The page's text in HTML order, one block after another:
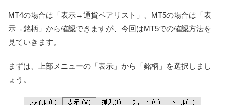
MT4の場合は「表示→通貨ペアリスト」、MT5の場合は「表
示→銘柄」から確認できますが、今回はMT5での確認方法を
見ていきます。
まずは、上部メニューの「表示」から「銘柄」を選択しまし
ょう。